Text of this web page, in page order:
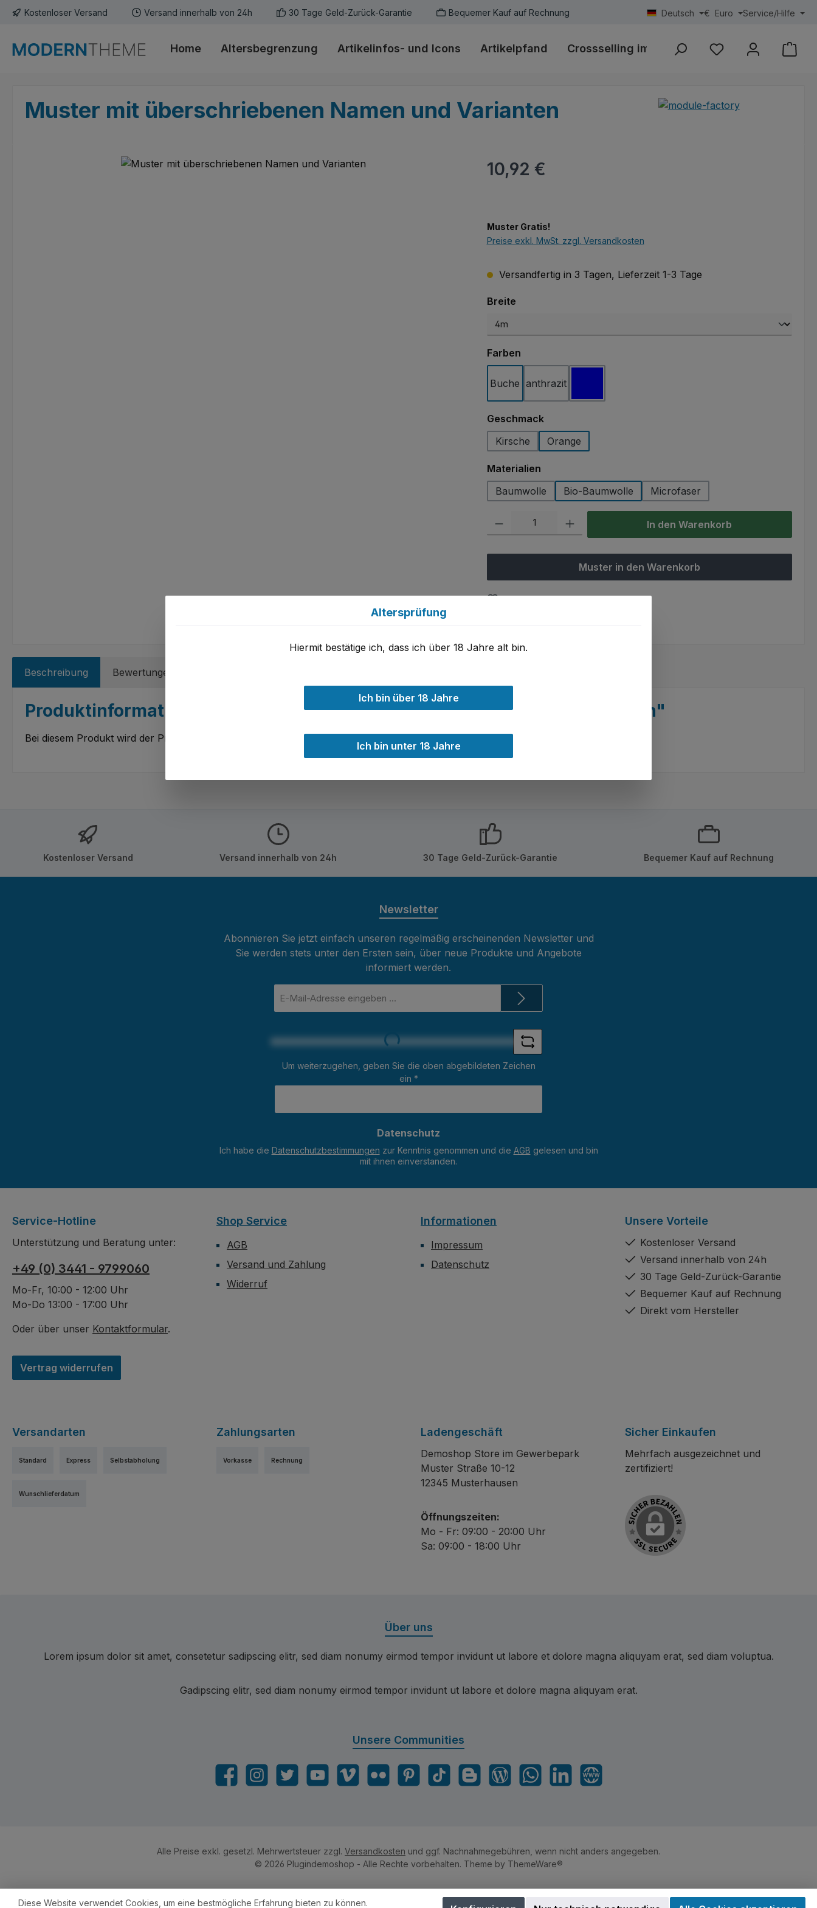
Hauptinhalt springen
Zur Suche springen
Zur Hauptnavigation springen
Kostenloser Versand Versand innerhalb von 24h 30 Tage Geld-Zurück-Garantie Bequemer Kauf auf Rechnung Deutsch € Euro Service/Hilfe
Home Altersbegrenzung Artikelinfos- und Icons Artikelpfand Crossselling im Warenkorb Du hast 0 Produkte
Muster mit überschriebenen Namen und Varianten
Regulärer Preis:
10,92 €
Muster Gratis!
Preise exkl. MwSt. zzgl. Versandkosten
Versandfertig in 3 Tagen, Lieferzeit 1-3 Tage
Breiteauswählen
Farbenauswählen
Buche anthrazit
Geschmackauswählen
Kirsche
Orange
Materialienauswählen
Baumwolle
Bio-Baumwolle Microfaser
Produkt Anzahl: Gib den gewünschten Wert ein oder benutze die Schaltflächen
In den Warenkorb
Muster in den Warenkorb
Zum Merkzettel hinzufügen
Beschreibung Bewertungen
Produktinformationen "Muster mit überschriebenen Namen und Varianten"
Bei diesem Produkt wird der Produktname bei einer Bestellung eines Musters überschrieben.
Kostenloser Versand Versand innerhalb von 24h 30 Tage Geld-Zurück-Garantie Bequemer Kauf auf Rechnung
Newsletter
Abonnieren Sie jetzt einfach unseren regelmäßig erscheinenden Newsletter und
Sie werden stets unter den Ersten sein, über neue Produkte und Angebote
informiert werden.
Mail-
Loading...
Um weiterzugehen, geben Sie die oben abgebildeten Zeichen
ein *
Datenschutz
Ich habe die Datenschutzbestimmungen zur Kenntnis genommen und die AGB gelesen und bin
mit ihnen einverstanden.
Service-Hotline
Unterstützung und Beratung unter:
+49 (0) 3441 - 9799060
Mo-Fr, 10:00 - 12:00 Uhr
Mo-Do 13:00 - 17:00 Uhr
Oder über unser Kontaktformular.
Vertrag widerrufen
Shop Service
AGB
Versand und Zahlung
Widerruf
Informationen
Impressum
Datenschutz
Unsere Vorteile
Kostenloser Versand
Versand innerhalb von 24h
30 Tage Geld-Zurück-Garantie
Bequemer Kauf auf Rechnung
Direkt vom Hersteller
Versandarten
Standard Express Selbstabholung
Wunschlieferdatum
Zahlungsarten
Vorkasse Rechnung
Ladengeschäft
Demoshop Store im Gewerbepark
Muster Straße 10-12
12345 Musterhausen
Öffnungszeiten:
Mo - Fr: 09:00 - 20:00 Uhr
Sa: 09:00 - 18:00 Uhr
Sicher Einkaufen
Mehrfach ausgezeichnet und
zertifiziert!
Über uns
Lorem ipsum dolor sit amet, consetetur sadipscing elitr, sed diam nonumy eirmod tempor invidunt ut labore et dolore magna aliquyam erat, sed diam voluptua.
Gadipscing elitr, sed diam nonumy eirmod tempor invidunt ut labore et dolore magna aliquyam erat.
Unsere Communities
FacebookInstagramTwitter YouTubeVimeo Flickr PinterestTikTok BloggerBlog WhatsAppLinkedInWebsite
Alle Preise exkl. gesetzl. Mehrwertsteuer zzgl. Versandkosten und ggf. Nachnahmegebühren, wenn nicht anders angegeben.
© 2026 Plugindemoshop - Alle Rechte vorbehalten. Theme by ThemeWare®
Diese Website verwendet Cookies, um eine bestmögliche Erfahrung bieten zu können.
Altersprüfung
Hiermit bestätige ich, dass ich über 18 Jahre alt bin.
Ich bin über 18 Jahre
Ich bin unter 18 Jahre